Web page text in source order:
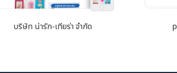
บริษัท น่ารัก-เทียร่า จำกัด